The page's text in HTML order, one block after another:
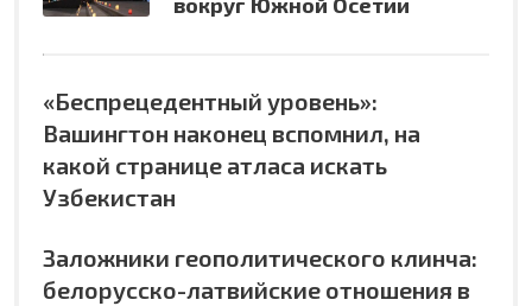
«Беспрецедентный уровень»:
Вашингтон наконец вспомнил, на
какой странице атласа искать
Узбекистан
Заложники геополитического клинча:
белорусско-латвийские отношения в